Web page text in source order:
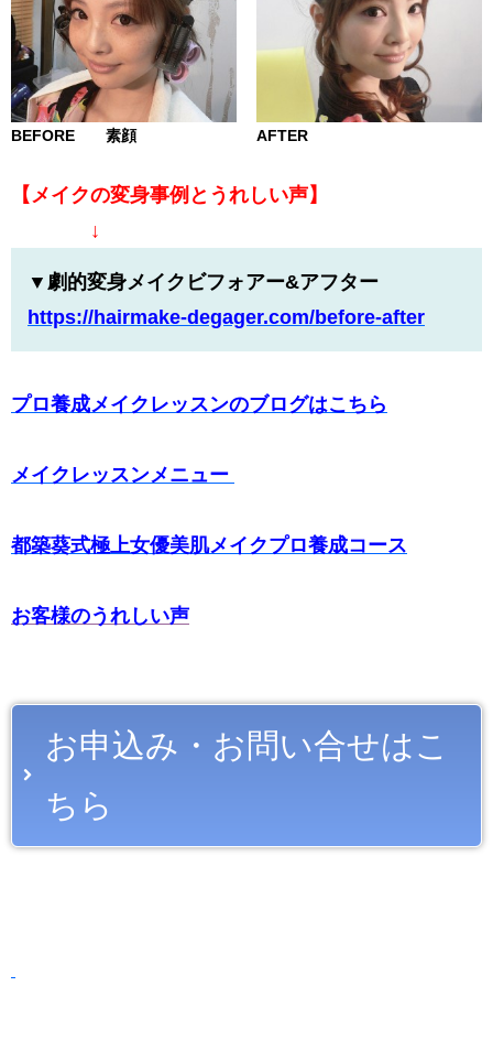
BEFORE 素顔 AFTER
【メイクの変身事例とうれしい声】
↓
▼劇的変身メイクビフォアー&アフター
https://hairmake-degager.com/before-after
プロ養成メイクレッスンのブログはこちら
メイクレッスンメニュー
都築葵式極上女優美肌メイクプロ養成コース
お客様のうれしい声
お申込み・お問い合せはこ
ちら